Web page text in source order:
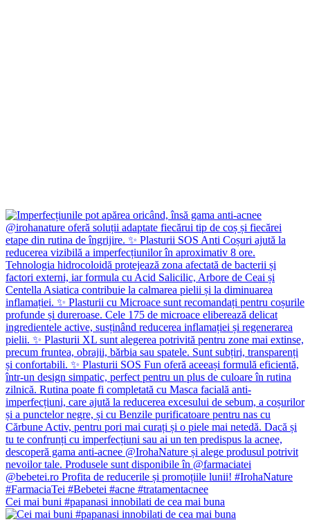
Cei mai buni #papanasi innobilati de cea mai buna